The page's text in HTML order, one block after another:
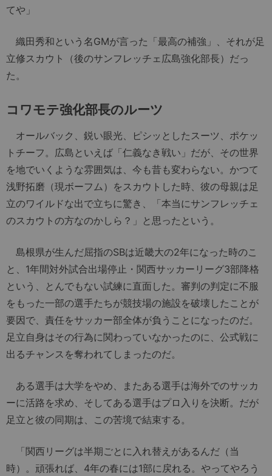
てや」
織田秀和という名GMが言った「最高の補強」、それが足
立修スカウト（後のサンフレッチェ広島強化部長）だっ
た。
コワモテ強化部長のルーツ
オールバック、鋭い眼光、ピシッとしたスーツ、ポケッ
トチーフ。広島といえば「仁義なき戦い」だが、その世界
を地でいくような雰囲気は、今も昔も変わらない。かつて
浅野拓磨（現ボーフム）をスカウトした時、彼の母親は足
立のワイルドな出で立ちに驚き、「本当にサンフレッチェ
のスカウトの方なのかしら？」と思ったという。
島根県が生んだ屈指のSBは近畿大の2年になった時のこ
と、1年間対外試合出場停止・関西サッカーリーグ3部降格
という、とんでもない試練に直面した。審判の判定に不服
をもった一部の選手たちが競技場の施設を破壊したことが
要因で、責任をサッカー部全体が負うことになったのだ。
足立自身はその行為に関わっていなかったのに、公式戦に
出るチャンスを奪われてしまったのだ。
ある選手は大学をやめ、またある選手は海外でのサッカ
ーに活路を求め、そしてある選手はプロ入りを決断。だが
足立と彼の同期は、この苦境で結束する。
「関西リーグは半期ごとに入れ替えがあるんだ（当
時）。頑張れば、4年の春には1部に戻れる。やってやろう